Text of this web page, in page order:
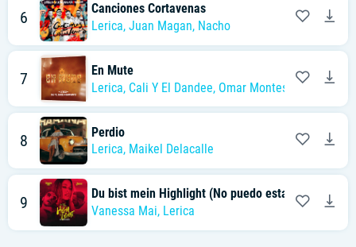
6
Canciones Cortavenas
Lerica, Juan Magan, Nacho
7
En Mute
Lerica, Cali Y El Dandee, Omar Montes
8
Perdio
Lerica, Maikel Delacalle
9
Du bist mein Highlight (No puedo estar sin ti)
Vanessa Mai, Lerica